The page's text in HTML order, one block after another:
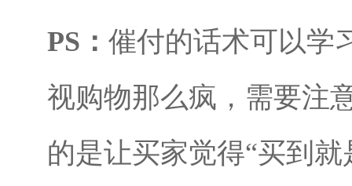
PS： 催付的话术可以学
视购物那么疯，需要注
的是让买家觉得“买到